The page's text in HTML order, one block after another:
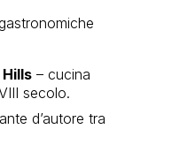
– cucina
secolo.
d’autore tra